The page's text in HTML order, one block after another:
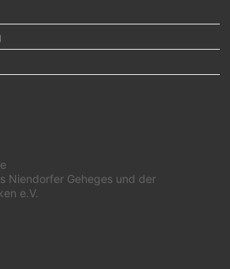
Niendorfer Geheges und der
e.V.